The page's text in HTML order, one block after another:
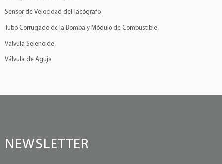
Sensor de Velocidad del Tacógrafo
Tubo Corrugado de la Bomba y Módulo de Combustible
Valvula Selenoide
Válvula de Aguja
NEWSLETTER